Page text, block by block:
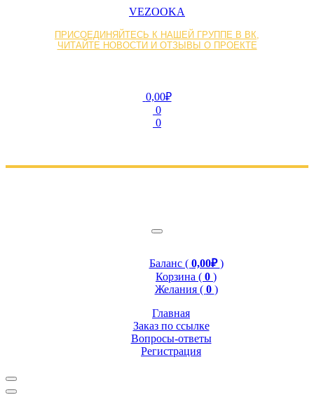
VEZOOKA
ПРИСОЕДИНЯЙТЕСЬ К НАШЕЙ ГРУППЕ В ВК,
ЧИТАЙТЕ НОВОСТИ И ОТЗЫВЫ О ПРОЕКТЕ
0,00₽
0
0
Баланс ( 0,00₽)
Корзина ( 0 )
Желания ( 0 )
Главная
Заказ по ссылке
Вопросы-ответы
Регистрация